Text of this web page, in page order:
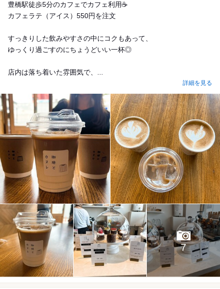
豊橋駅徒歩5分のカフェでカフェ利用☕️
カフェラテ（アイス）550円を注文
すっきりした飲みやすさの中にコクもあって、
ゆっくり過ごすのにちょうどいい一杯◎
店内は落ち着いた雰囲気で、...
詳細を見る
7